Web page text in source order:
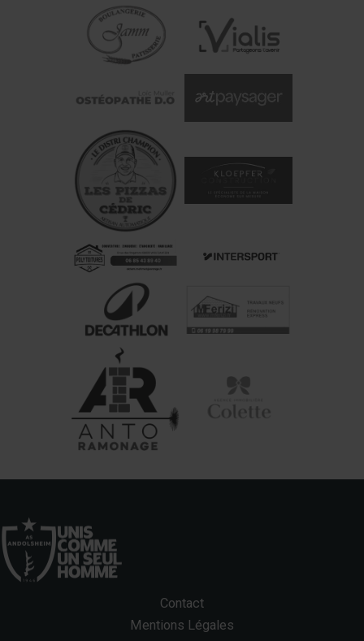
Contact
Mentions Légales